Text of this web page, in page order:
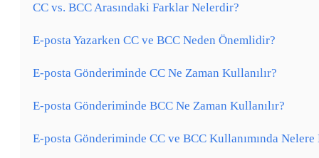
CC vs. BCC Arasındaki Farklar Nelerdir?
E-posta Yazarken CC ve BCC Neden Önemlidir?
E-posta Gönderiminde CC Ne Zaman Kullanılır?
E-posta Gönderiminde BCC Ne Zaman Kullanılır?
E-posta Gönderiminde CC ve BCC Kullanımında